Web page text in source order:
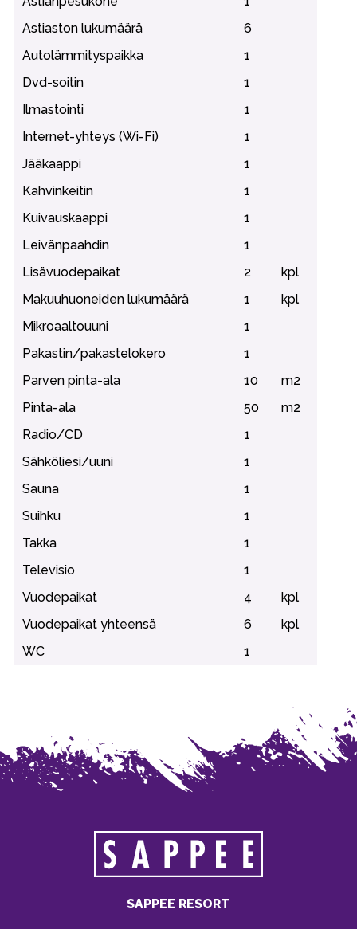
Astiaston lukumäärä
6
Autolämmityspaikka
1
Dvd-soitin
1
Ilmastointi
1
Internet-yhteys (Wi-Fi)
1
Jääkaappi
1
Kahvinkeitin
1
Kuivauskaappi
1
Leivänpaahdin
1
Lisävuodepaikat
2
kpl
Makuuhuoneiden lukumäärä
1
kpl
Mikroaaltouuni
1
Pakastin/pakastelokero
1
Parven pinta-ala
10
m2
Pinta-ala
50
m2
Radio/CD
1
Sähköliesi/uuni
1
Sauna
1
Suihku
1
Takka
1
Televisio
1
Vuodepaikat
4
kpl
Vuodepaikat yhteensä
6
kpl
WC
1
SAPPEE RESORT